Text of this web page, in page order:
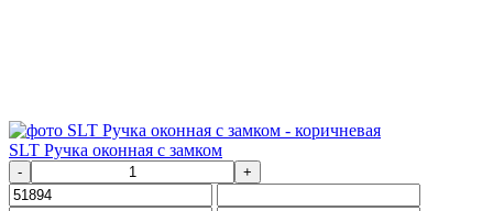
SLT Ручка оконная с замком
- +